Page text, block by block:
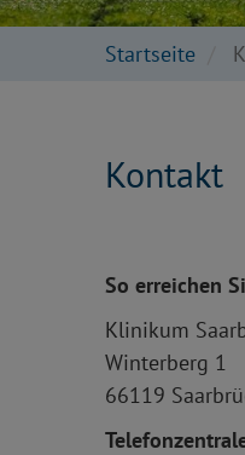
Startseite
Kontakt
So erreichen
Klinikum
Winterberg 1
66119